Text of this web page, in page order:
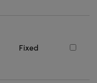
Fixed